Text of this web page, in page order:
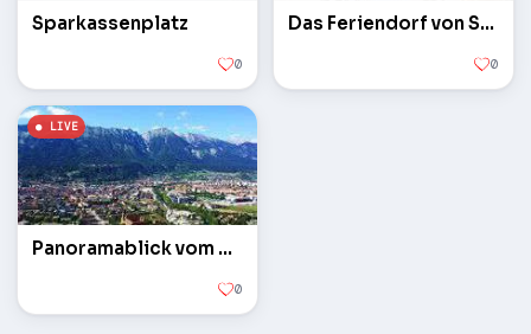
Sparkassenplatz
0
Das Feriendorf von Seefeld
0
Panoramablick vom Hotel Adlers
0